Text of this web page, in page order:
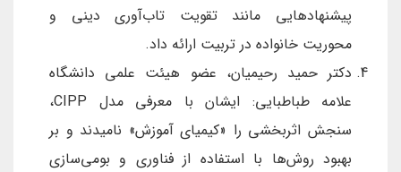
پیشنهادهایی مانند تقویت تاب‌آوری دینی و
محوریت خانواده در تربیت ارائه داد.
دکتر حمید رحیمیان، عضو هیئت علمی دانشگاه
علامه طباطبایی: ایشان با معرفی مدل CIPP،
سنجش اثربخشی را «کیمیای آموزش» نامیدند و بر
بهبود روش‌ها با استفاده از فناوری و بومی‌سازی